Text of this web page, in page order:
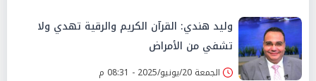
وليد هندي: القرآن الكريم والرقية تهدي ولا
تشفي من الأمراض
الجمعة 20/يونيو/2025 - 08:31 م